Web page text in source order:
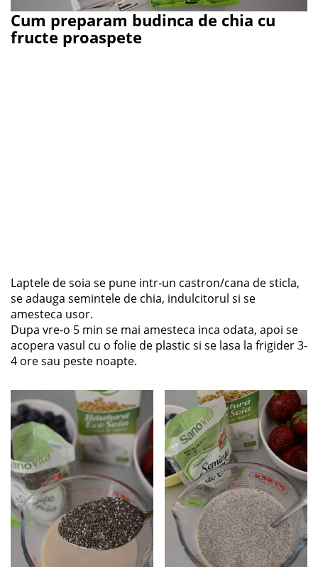
Cum preparam budinca de chia cu
fructe proaspete
Laptele de soia se pune intr-un castron/cana de sticla,
se adauga semintele de chia, indulcitorul si se
amesteca usor.
Dupa vre-o 5 min se mai amesteca inca odata, apoi se
acopera vasul cu o folie de plastic si se lasa la frigider 3-
4 ore sau peste noapte.